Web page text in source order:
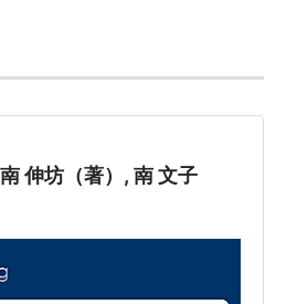
伸坊（著）, 南 文子